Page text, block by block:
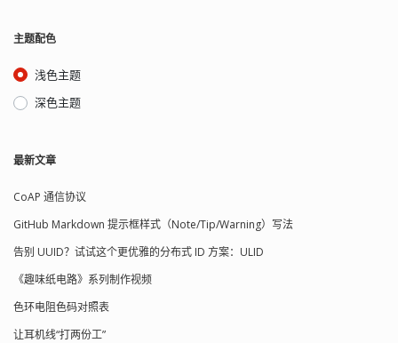
主题配色
浅色主题
深色主题
最新文章
CoAP 通信协议
GitHub Markdown 提示框样式（Note/Tip/Warning）写法
告别 UUID？试试这个更优雅的分布式 ID 方案：ULID
《趣味纸电路》系列制作视频
色环电阻色码对照表
让耳机线“打两份工”